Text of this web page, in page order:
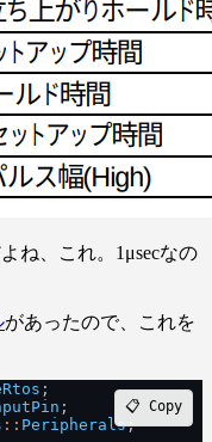
ね、これ。1μsecなの
があったので、これを
;
;
:: Peripherals;
📋 Copy